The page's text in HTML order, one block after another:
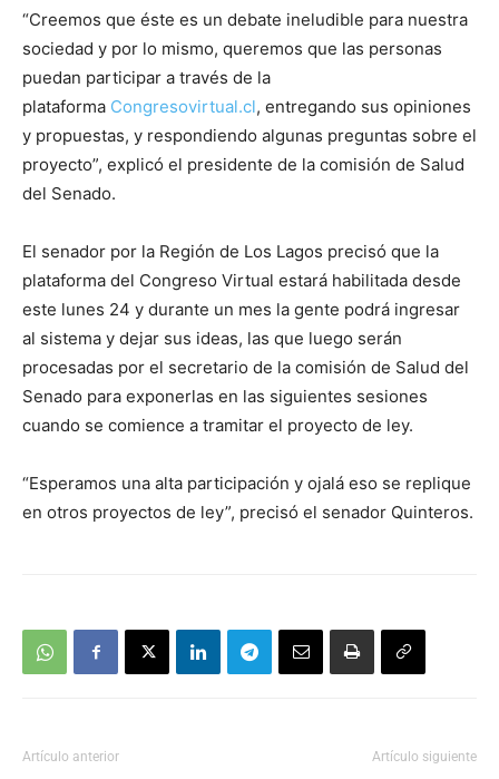
“Creemos que éste es un debate ineludible para nuestra
sociedad y por lo mismo, queremos que las personas
puedan participar a través de la
plataforma Congresovirtual.cl, entregando sus opiniones
y propuestas, y respondiendo algunas preguntas sobre el
proyecto”, explicó el presidente de la comisión de Salud
del Senado.
El senador por la Región de Los Lagos precisó que la
plataforma del Congreso Virtual estará habilitada desde
este lunes 24 y durante un mes la gente podrá ingresar
al sistema y dejar sus ideas, las que luego serán
procesadas por el secretario de la comisión de Salud del
Senado para exponerlas en las siguientes sesiones
cuando se comience a tramitar el proyecto de ley.
“Esperamos una alta participación y ojalá eso se replique
en otros proyectos de ley”, precisó el senador Quinteros.
Artículo anterior Artículo siguiente